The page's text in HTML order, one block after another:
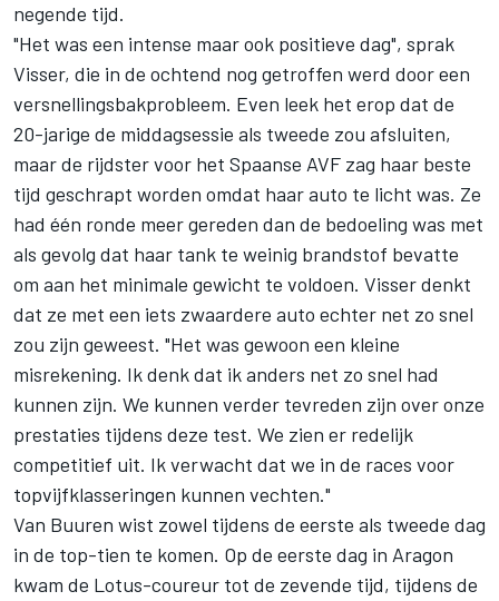
negende tijd.
"Het was een intense maar ook positieve dag", sprak
Visser, die in de ochtend nog getroffen werd door een
versnellingsbakprobleem. Even leek het erop dat de
20-jarige de middagsessie als tweede zou afsluiten,
maar de rijdster voor het Spaanse AVF zag haar beste
tijd geschrapt worden omdat haar auto te licht was. Ze
had één ronde meer gereden dan de bedoeling was met
als gevolg dat haar tank te weinig brandstof bevatte
om aan het minimale gewicht te voldoen. Visser denkt
dat ze met een iets zwaardere auto echter net zo snel
zou zijn geweest. "Het was gewoon een kleine
misrekening. Ik denk dat ik anders net zo snel had
kunnen zijn. We kunnen verder tevreden zijn over onze
prestaties tijdens deze test. We zien er redelijk
competitief uit. Ik verwacht dat we in de races voor
topvijfklasseringen kunnen vechten."
Van Buuren wist zowel tijdens de eerste als tweede dag
in de top-tien te komen. Op de eerste dag in Aragon
kwam de Lotus-coureur tot de zevende tijd, tijdens de